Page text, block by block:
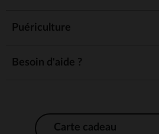
Puériculture
Besoin d'aide ?
Carte cadeau